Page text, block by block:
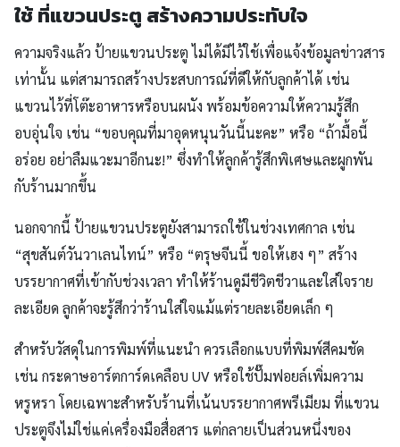
ใช้ ที่แขวนประตู สร้างความประทับใจ
ความจริงแล้ว ป้ายแขวนประตู ไม่ได้มีไว้ใช้เพื่อแจ้งข้อมูลข่าวสาร
เท่านั้น แต่สามารถสร้างประสบการณ์ที่ดีให้กับลูกค้าได้ เช่น
แขวนไว้ที่โต๊ะอาหารหรือบนผนัง พร้อมข้อความให้ความรู้สึก
อบอุ่นใจ เช่น “ขอบคุณที่มาอุดหนุนวันนี้นะคะ” หรือ “ถ้ามื้อนี้
อร่อย อย่าลืมแวะมาอีกนะ!” ซึ่งทำให้ลูกค้ารู้สึกพิเศษและผูกพัน
กับร้านมากขึ้น
นอกจากนี้ ป้ายแขวนประตูยังสามารถใช้ในช่วงเทศกาล เช่น
“สุขสันต์วันวาเลนไทน์” หรือ “ตรุษจีนนี้ ขอให้เฮง ๆ” สร้าง
บรรยากาศที่เข้ากับช่วงเวลา ทำให้ร้านดูมีชีวิตชีวาและใส่ใจราย
ละเอียด ลูกค้าจะรู้สึกว่าร้านใส่ใจแม้แต่รายละเอียดเล็ก ๆ
สำหรับวัสดุในการพิมพ์ที่แนะนำ ควรเลือกแบบที่พิมพ์สีคมชัด
เช่น กระดาษอาร์ตการ์ดเคลือบ UV หรือใช้ปั๊มฟอยล์เพิ่มความ
หรูหรา โดยเฉพาะสำหรับร้านที่เน้นบรรยากาศพรีเมียม ที่แขวน
ประตูจึงไม่ใช่แค่เครื่องมือสื่อสาร แต่กลายเป็นส่วนหนึ่งของ